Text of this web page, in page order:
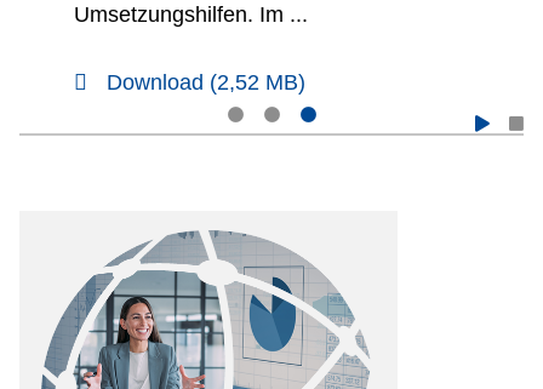
Umsetzungshilfen. Im ...
Download (2,52 MB)